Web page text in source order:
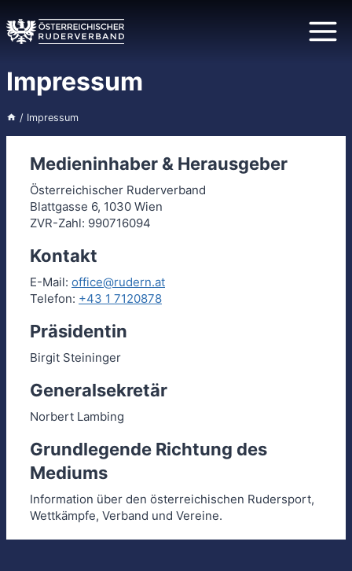
Inhalt
springen
Impressum
/ Impressum
Medieninhaber & Herausgeber
Österreichischer Ruderverband
Blattgasse 6, 1030 Wien
ZVR-Zahl: 990716094
Kontakt
E-Mail: office@rudern.at
Telefon: +43 1 7120878
Präsidentin
Birgit Steininger
Generalsekretär
Norbert Lambing
Grundlegende Richtung des
Mediums
Information über den österreichischen Rudersport,
Wettkämpfe, Verband und Vereine.